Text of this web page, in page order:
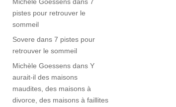
pistes pour retrouver le
sommeil
Sovere dans7 pistes pour
retrouver le sommeil
Michèle Goessens dansY
aurait-il des maisons
maudites, des maisons à
divorce, des maisons à faillites